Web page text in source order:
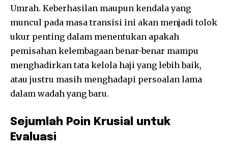
Umrah. Keberhasilan maupun kendala yang
muncul pada masa transisi ini akan menjadi tolok
ukur penting dalam menentukan apakah
pemisahan kelembagaan benar-benar mampu
menghadirkan tata kelola haji yang lebih baik,
atau justru masih menghadapi persoalan lama
dalam wadah yang baru.
Sejumlah Poin Krusial untuk
Evaluasi